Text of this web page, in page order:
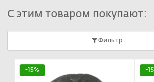
С этим товаром покупают:
Фильтр
-15% -